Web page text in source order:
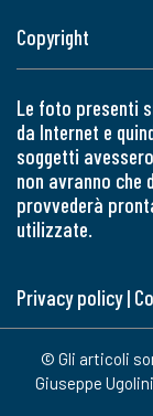
Copyright
Le foto presenti
da Internet e
soggetti
non avranno che
provvederà
utilizzate.
Privacy policy|
© Gli articoli
Giuseppe